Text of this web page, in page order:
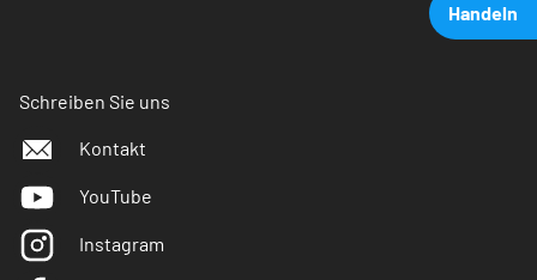
Handeln
Schreiben Sie uns
Kontakt
YouTube
Instagram